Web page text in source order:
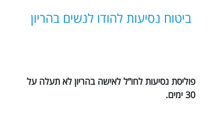
ביטוח נסיעות להודו לנשים בהריון
פוליסת נסיעות לחו”ל לאישה בהריון לא תעלה על
30 ימים.